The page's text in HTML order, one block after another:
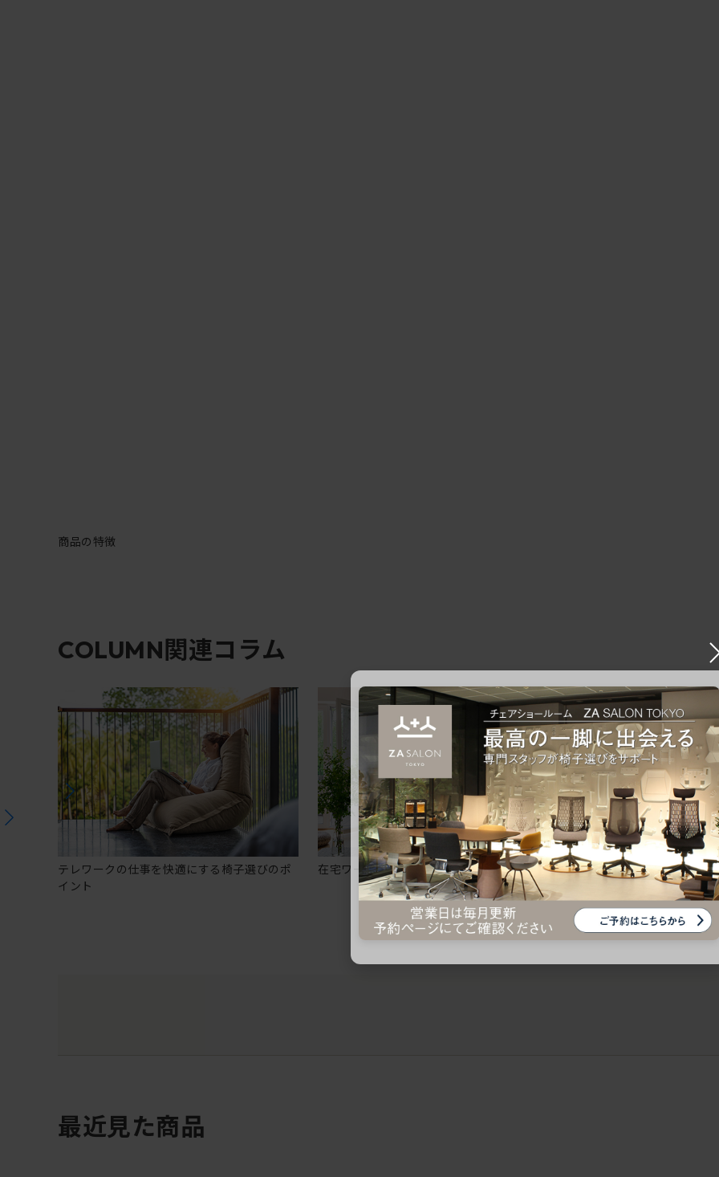
商品の特徴
COLUMN関連コラム
テレワークの仕事を快適にする椅子選びのポ
イント
在宅ワークにおすすめのオフィスチェア5選
椅子に座っているのに疲
疲れにくいチェアの選び方
最近見た商品